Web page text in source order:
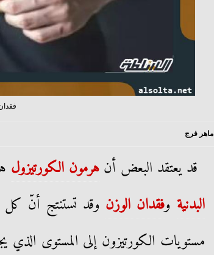
ماهر فرج
قد يعتقد البعض أنهرمون الكورتيزول
البدنيةوفقدان الوزن وقد تستنتج أنّ
مستويات الكورتيزون إلى المستوى